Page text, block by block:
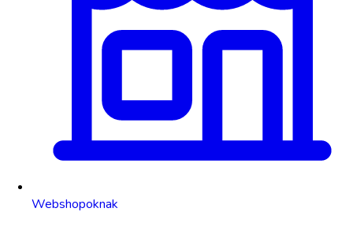
Webshopoknak